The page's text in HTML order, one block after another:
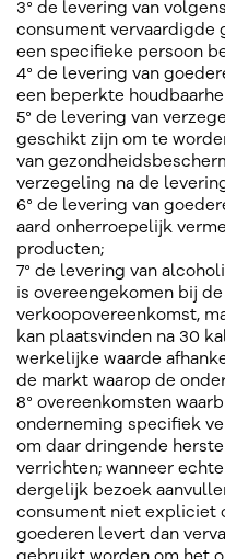
3° de levering van
consument vervaardigde
een specifieke persoon
4° de levering van
een beperkte
5° de levering van
geschikt zijn om te
van
verzegeling na de
6° de levering van
aard onherroepelijk
producten;
7° de levering van
is overeengekomen bij
verkoopovereenkomst,
kan plaatsvinden na 30
werkelijke waarde
de markt waarop de
8° overeenkomsten
onderneming specifiek
om daar dringende
verrichten; wanneer
dergelijk bezoek
consument niet expliciet
goederen levert dan